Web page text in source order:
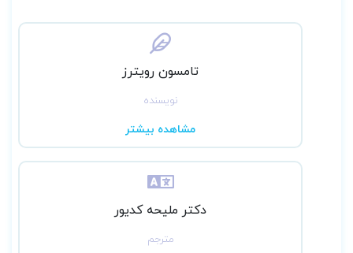
تامسون رویترز
نویسنده
مشاهده بیشتر
دکتر ملیحه کدیور
مترجم